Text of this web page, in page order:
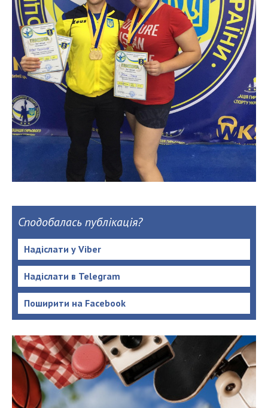
Сподобалась публікація?
Надіслати у Viber
Надіслати в Telegram
Поширити на Facebook